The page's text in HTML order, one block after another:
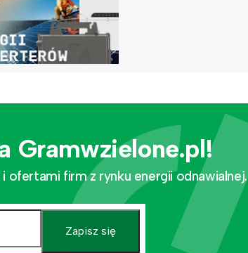
Gramwzielone.pl!
ofertami firm z rynku energii odnawialnej.
Zapisz się